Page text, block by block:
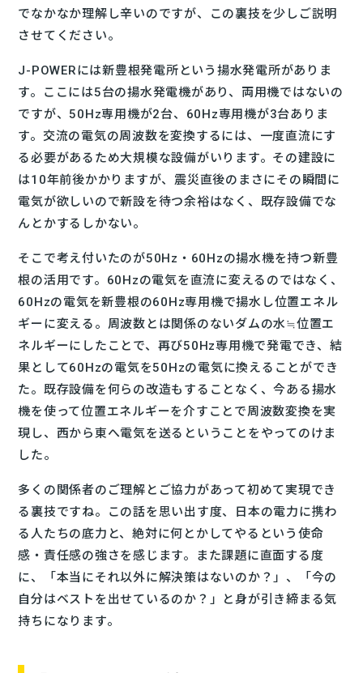
でなかなか理解し辛いのですが、この裏技を少しご説明
させてください。
J-POWERには新豊根発電所という揚水発電所がありま
す。ここには5台の揚水発電機があり、両用機ではないの
ですが、50Hz専用機が2台、60Hz専用機が3台ありま
す。交流の電気の周波数を変換するには、一度直流にす
る必要があるため大規模な設備がいります。その建設に
は10年前後かかりますが、震災直後のまさにその瞬間に
電気が欲しいので新設を待つ余裕はなく、既存設備でな
んとかするしかない。
そこで考え付いたのが50Hz・60Hzの揚水機を持つ新豊
根の活用です。60Hzの電気を直流に変えるのではなく、
60Hzの電気を新豊根の60Hz専用機で揚水し位置エネル
ギーに変える。周波数とは関係のないダムの水≒位置エ
ネルギーにしたことで、再び50Hz専用機で発電でき、結
果として60Hzの電気を50Hzの電気に換えることができ
た。既存設備を何らの改造もすることなく、今ある揚水
機を使って位置エネルギーを介すことで周波数変換を実
現し、西から東へ電気を送るということをやってのけま
した。
多くの関係者のご理解とご協力があって初めて実現でき
る裏技ですね。この話を思い出す度、日本の電力に携わ
る人たちの底力と、絶対に何とかしてやるという使命
感・責任感の強さを感じます。また課題に直面する度
に、「本当にそれ以外に解決策はないのか？」、「今の
自分はベストを出せているのか？」と身が引き締まる気
持ちになります。